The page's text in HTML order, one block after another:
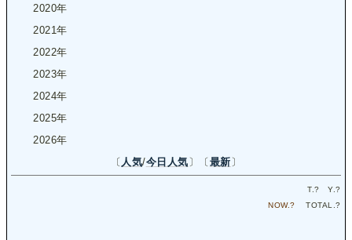
2020年
2021年
2022年
2023年
2024年
2025年
2026年
〔 人気/今日人気 〕〔 最新 〕
T.? Y.?
NOW.? TOTAL.?